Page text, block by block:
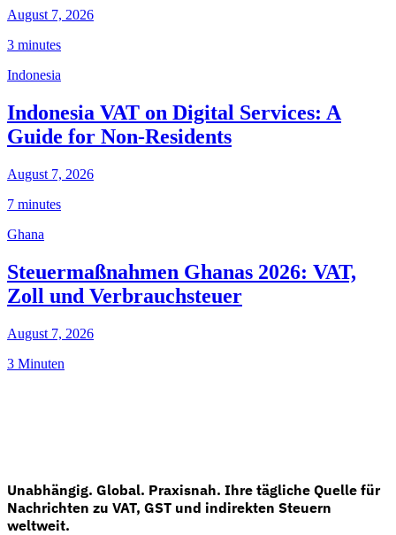
August 7, 2026
3 minutes
Indonesia
Indonesia VAT on Digital Services: A
Guide for Non-Residents
August 7, 2026
7 minutes
Ghana
Steuermaßnahmen Ghanas 2026: VAT,
Zoll und Verbrauchsteuer
August 7, 2026
3 Minuten
Unabhängig. Global. Praxisnah. Ihre tägliche Quelle für
Nachrichten zu VAT, GST und indirekten Steuern
weltweit.